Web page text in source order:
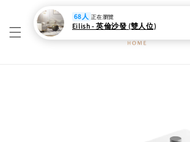
Eilish - 英倫沙發 (雙人位)